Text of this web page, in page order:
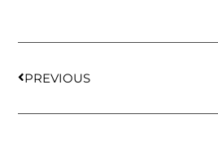
PREVIOUS